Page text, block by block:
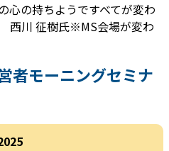
心の持ちようですべてが変わ
西川 征樹氏※MS会場が変わ
者モーニングセミナ